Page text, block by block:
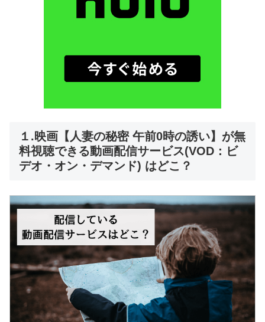
１.映画【人妻の秘密 午前0時の誘い】が無
料視聴できる動画配信サービス(VOD：ビ
デオ・オン・デマンド) はどこ？